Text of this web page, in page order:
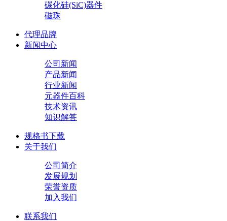
碳化硅(SiC)器件
磁珠
代理品牌
新闻中心
公司新闻
产品新闻
行业新闻
元器件百科
技术资讯
知识解答
规格书下载
关于我们
公司简介
发展规划
荣誉资质
加入我们
联系我们